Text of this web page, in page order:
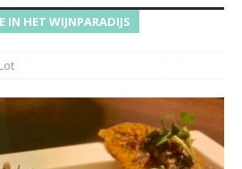
IN HET WIJNPARADIJS
Lot